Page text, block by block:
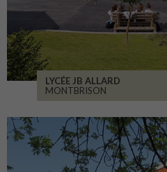
LYCÉE JB ALLARD
MONTBRISON